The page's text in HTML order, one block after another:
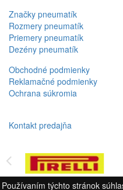
Značky pneumatík
Rozmery pneumatík
Priemery pneumatík
Dezény pneumatík
Obchodné podmienky
Reklamačné podmienky
Ochrana súkromia
Kontakt predajňa
Používaním týchto stránok